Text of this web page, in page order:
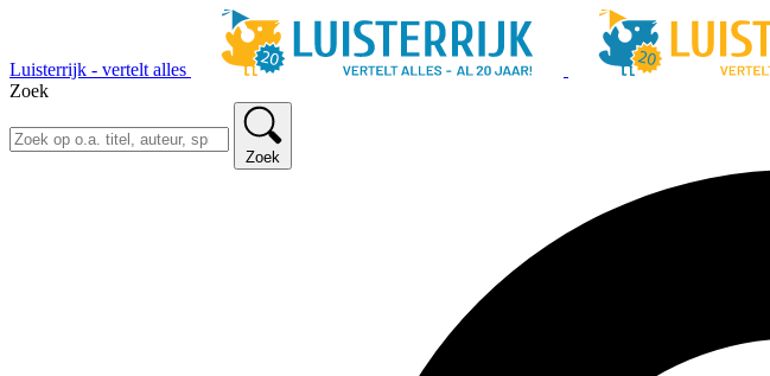
Luisterrijk - vertelt alles
Zoek
Zoek